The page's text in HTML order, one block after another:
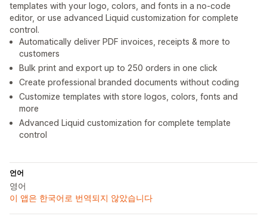
templates with your logo, colors, and fonts in a no-code
editor, or use advanced Liquid customization for complete
control.
Automatically deliver PDF invoices, receipts & more to
customers
Bulk print and export up to 250 orders in one click
Create professional branded documents without coding
Customize templates with store logos, colors, fonts and
more
Advanced Liquid customization for complete template
control
언어
영어
이 앱은 한국어로 번역되지 않았습니다